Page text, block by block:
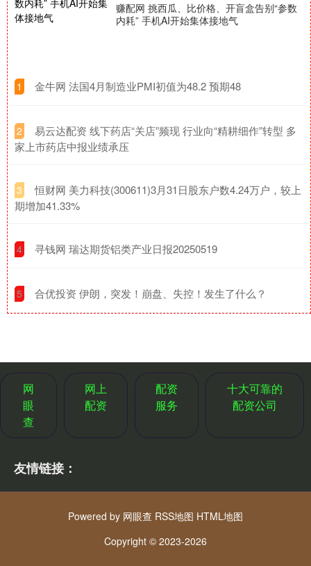
赚配网 挑西瓜、比价格、开盲盒告别“参数
内耗” 手机AI开始集体接地气
1 ​金牛网 法国4月制造业PMI初值为48.2 预期48
2
​易云达配资 线下药店“关店”频现 行业向“精耕细作”转型 多
家上市药店中报业绩承压
3
​恒财网 美力科技(300611)3月31日股东户数4.24万户，较上
期增加41.33%
4 ​寻钱网 瑞达期货铝类产业日报20250519
5 ​合优投资 伊朗，突发！崩盘、失控！发生了什么？
网
眼
查
网上
配资
配资
服务
十大可靠的
配资公司
友情链接：
Powered by 网眼查 RSS地图 HTML地图
Copyright © 2023-2026